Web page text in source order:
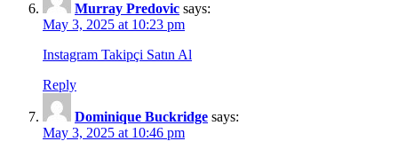
Murray Predovic says:
May 3, 2025 at 10:23 pm
Instagram Takipçi Satın Al
Reply
Dominique Buckridge says:
May 3, 2025 at 10:46 pm